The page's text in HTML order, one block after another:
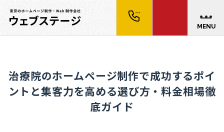
MENU
治療院のホームページ制作で成功するポイ
ントと集客力を高める選び方・料金相場徹
底ガイド